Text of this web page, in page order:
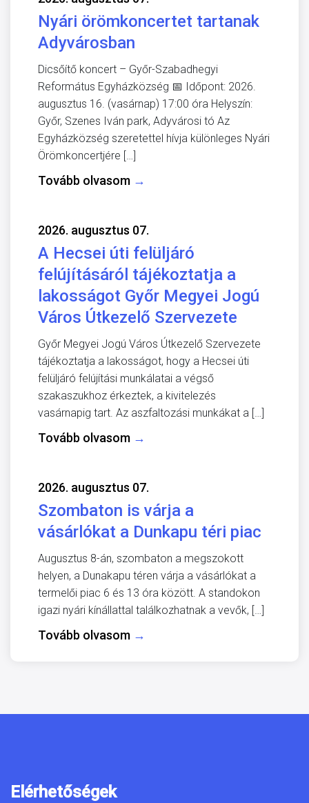
Nyári örömkoncertet tartanak
Adyvárosban
Dicsőítő koncert – Győr-Szabadhegyi
Református Egyházközség 📅 Időpont: 2026.
augusztus 16. (vasárnap) 17:00 óra Helyszín:
Győr, Szenes Iván park, Adyvárosi tó Az
Egyházközség szeretettel hívja különleges Nyári
Örömkoncertjére […]
Tovább olvasom →
2026. augusztus 07.
A Hecsei úti felüljáró
felújításáról tájékoztatja a
lakosságot Győr Megyei Jogú
Város Útkezelő Szervezete
Győr Megyei Jogú Város Útkezelő Szervezete
tájékoztatja a lakosságot, hogy a Hecsei úti
felüljáró felújítási munkálatai a végső
szakaszukhoz érkeztek, a kivitelezés
vasárnapig tart. Az aszfaltozási munkákat a […]
Tovább olvasom →
2026. augusztus 07.
Szombaton is várja a
vásárlókat a Dunkapu téri piac
Augusztus 8-án, szombaton a megszokott
helyen, a Dunakapu téren várja a vásárlókat a
termelői piac 6 és 13 óra között. A standokon
igazi nyári kínállattal találkozhatnak a vevők, […]
Tovább olvasom →
Elérhetőségek